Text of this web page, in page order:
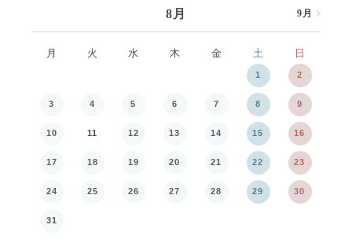
8月 9月
月 火 水 木 金 土 日
1 2
3 4 5 6 7 8 9
10 11 12 13 14 15 16
17 18 19 20 21 22 23
24 25 26 27 28 29 30
31